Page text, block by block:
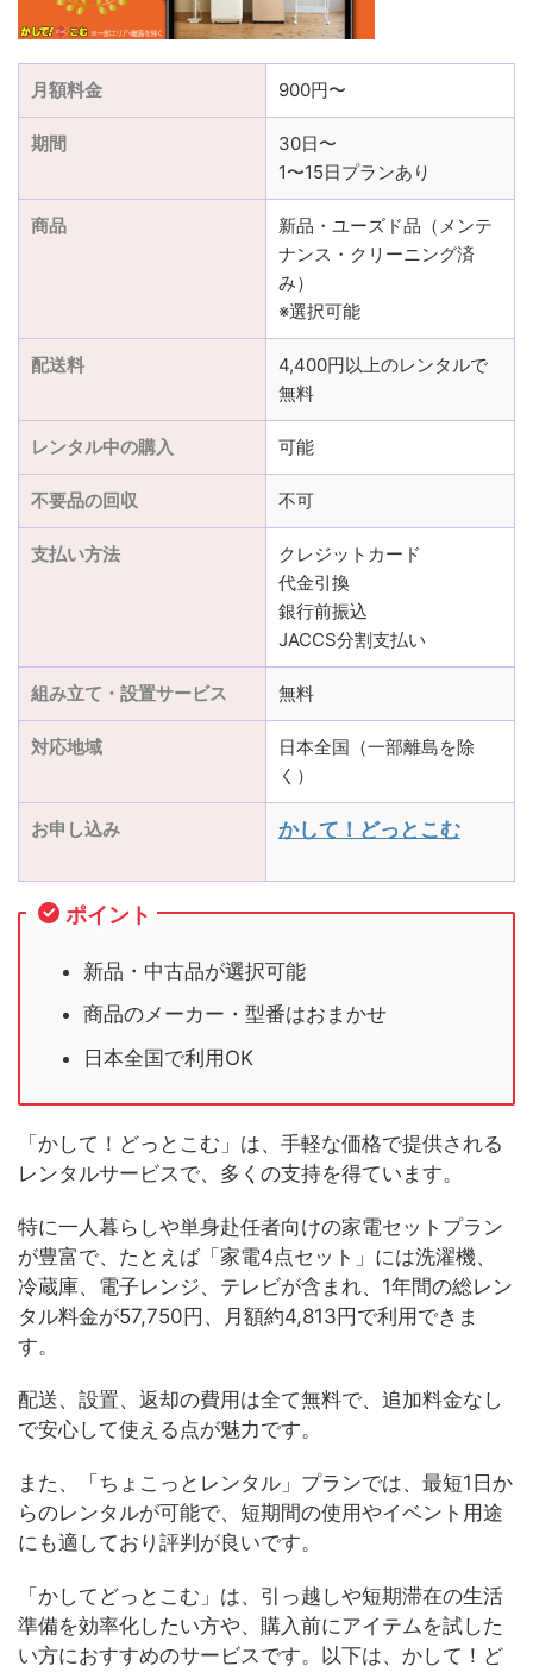
月額料金 900円〜
期間
30日〜
1〜15日プランあり
商品
新品・ユーズド品（メンテ
ナンス・クリーニング済
み）
※選択可能
配送料
4,400円以上のレンタルで
無料
レンタル中の購入 可能
不要品の回収 不可
支払い方法
クレジットカード
代金引換
銀行前振込
JACCS分割支払い
組み立て・設置サービス 無料
対応地域
日本全国（一部離島を除
く）
お申し込み かして！どっとこむ
ポイント
新品・中古品が選択可能
商品のメーカー・型番はおまかせ
日本全国で利用OK
「かして！どっとこむ」は、手軽な価格で提供される
レンタルサービスで、多くの支持を得ています。
特に一人暮らしや単身赴任者向けの家電セットプラン
が豊富で、たとえば「家電4点セット」には洗濯機、
冷蔵庫、電子レンジ、テレビが含まれ、1年間の総レン
タル料金が57,750円、月額約4,813円で利用できま
す。
配送、設置、返却の費用は全て無料で、追加料金なし
で安心して使える点が魅力です。
また、「ちょこっとレンタル」プランでは、最短1日か
らのレンタルが可能で、短期間の使用やイベント用途
にも適しており評判が良いです。
「かしてどっとこむ」は、引っ越しや短期滞在の生活
準備を効率化したい方や、購入前にアイテムを試した
い方におすすめのサービスです。以下は、かして！ど